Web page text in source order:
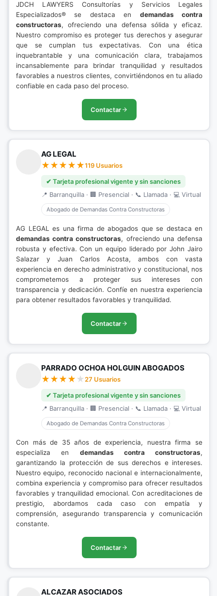
JDCH LAWYERS Consultorías y Servicios Legales
Especializados® se destaca en demandas contra
constructoras, ofreciendo una defensa sólida y eficaz.
Nuestro compromiso es proteger tus derechos y asegurar
que se cumplan tus expectativas. Con una ética
inquebrantable y una comunicación clara, trabajamos
incansablemente para brindar tranquilidad y resultados
favorables a nuestros clientes, convirtiéndonos en tu aliado
confiable en cada paso del proceso.
Contactar
AG LEGAL
119 Usuarios
✔ Tarjeta profesional vigente y sin sanciones
📍 Barranquilla · 🏢 Presencial · 📞 Llamada · 💻 Virtual
Abogado de Demandas Contra Constructoras
AG LEGAL es una firma de abogados que se destaca en
demandas contra constructoras, ofreciendo una defensa
robusta y efectiva. Con un equipo liderado por John Jairo
Salazar y Juan Carlos Acosta, ambos con vasta
experiencia en derecho administrativo y constitucional, nos
comprometemos a proteger sus intereses con
transparencia y dedicación. Confíe en nuestra experiencia
para obtener resultados favorables y tranquilidad.
Contactar
PARRADO OCHOA HOLGUIN ABOGADOS
27 Usuarios
✔ Tarjeta profesional vigente y sin sanciones
📍 Barranquilla · 🏢 Presencial · 📞 Llamada · 💻 Virtual
Abogado de Demandas Contra Constructoras
Con más de 35 años de experiencia, nuestra firma se
especializa en demandas contra constructoras,
garantizando la protección de sus derechos e intereses.
Nuestro equipo, reconocido nacional e internacionalmente,
combina experiencia y compromiso para ofrecer resultados
favorables y tranquilidad emocional. Con acreditaciones de
prestigio, abordamos cada caso con empatía y
comprensión, asegurando transparencia y comunicación
constante.
Contactar
ALCAZAR ASOCIADOS